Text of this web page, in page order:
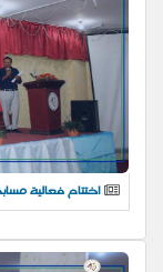
اختتام فعالية